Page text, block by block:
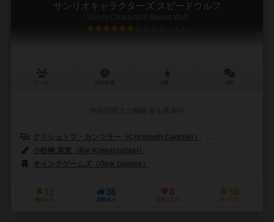
サンリオキャラクターズ スピードウルフ
Sanrio Charactors Speed Wolf
6.1
クリシュトフ・カンツラー（Christoph Cantzler）
小松崎 里恵（Rie Komatsuzaki）
オインクゲームズ（Oink Games）
11
興味あり
38
経験あり
8
お気に入り
56
持ってる